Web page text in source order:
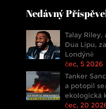
Nedávný
Talay
Dua Lipu,
Londýně
čec, 5 2026
Tanker
a potopil
ekologická
čec, 20